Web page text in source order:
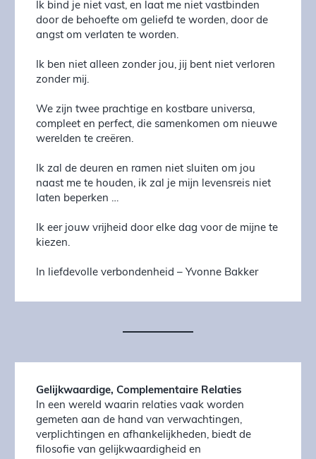
Ik bind je niet vast, en laat me niet vastbinden
door de behoefte om geliefd te worden, door de
angst om verlaten te worden.
Ik ben niet alleen zonder jou, jij bent niet verloren
zonder mij.
We zijn twee prachtige en kostbare universa,
compleet en perfect, die samenkomen om nieuwe
werelden te creëren.
Ik zal de deuren en ramen niet sluiten om jou
naast me te houden, ik zal je mijn levensreis niet
laten beperken …
Ik eer jouw vrijheid door elke dag voor de mijne te
kiezen.
In liefdevolle verbondenheid – Yvonne Bakker
Gelijkwaardige, Complementaire Relaties
In een wereld waarin relaties vaak worden
gemeten aan de hand van verwachtingen,
verplichtingen en afhankelijkheden, biedt de
filosofie van gelijkwaardigheid en